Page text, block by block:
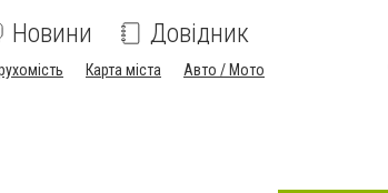
Новини Довідник
Карта міста
Авто / Мото